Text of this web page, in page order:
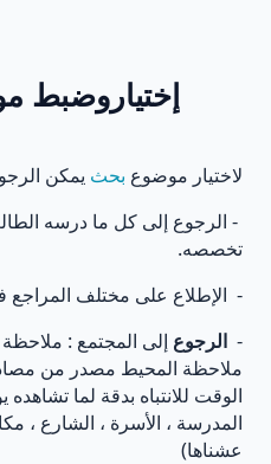
1.
لاختيار موضوع بحث يمكن
- الرجوع إلى كل ما درسه
تخصصه.
- الإطلاع على مختلف
- الرجوع إلى المجتمع :
ملاحظة المحيط مصدر من
الوقت للانتباه بدقة لما تشاهده
المدرسة ، الأسرة ، الشارع ،
عشناها)